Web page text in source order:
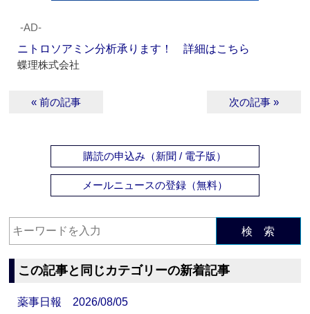
‐AD‐
ニトロソアミン分析承ります！ 詳細はこちら
蝶理株式会社
« 前の記事 次の記事 »
購読の申込み（新聞 / 電子版）
メールニュースの登録（無料）
検 索
この記事と同じカテゴリーの新着記事
薬事日報 2026/08/05